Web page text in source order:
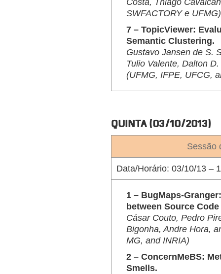
Costa, Thiago
SWFACTORY e UFMG)
7 – TopicViewer:
Semantic Clustering.
Gustavo Jansen de S.
Tulio Valente, Dalton
(UFMG, IFPE, UFCG,
QUINTA (03/10/2013)
Sessão
Data/Horário: 03/10/13 –
1 – BugMaps-
between Source
Cásar Couto, Pedro
Bigonha, Andre Hora,
MG, and INRIA)
2 – ConcernMeBS:
Smells.